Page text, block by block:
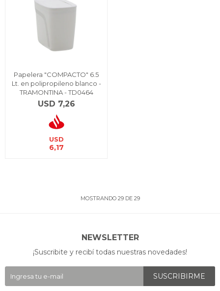
Papelera "COMPACTO" 6.5
Lt. en polipropileno blanco -
TRAMONTINA - TD0464
USD 7,26
USD
6,17
MOSTRANDO 29DE 29
NEWSLETTER
¡Suscribite y recibí todas nuestras novedades!
SUSCRIBIRME